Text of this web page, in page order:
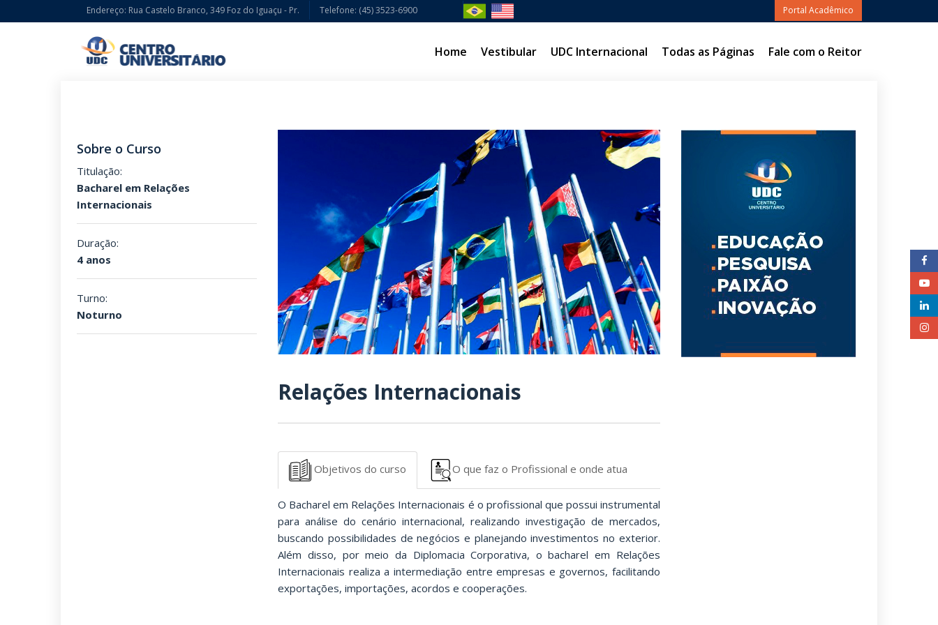
Endereço: Rua Castelo Branco, 349 Foz do Iguaçu - Pr. Telefone: (45) 3523-6900 Portal Acadêmico
Home Vestibular UDC Internacional Todas as Páginas Fale com o Reitor
Sobre o Curso
Titulação:
Bacharel em Relações
Internacionais
Duração:
4 anos
Turno:
Noturno
Relações Internacionais
Objetivos do curso O que faz o Profissional e onde atua
O Bacharel em Relações Internacionais é o profissional que possui instrumental
para análise do cenário internacional, realizando investigação de mercados,
buscando possibilidades de negócios e planejando investimentos no exterior.
Além disso, por meio da Diplomacia Corporativa, o bacharel em Relações
Internacionais realiza a intermediação entre empresas e governos, facilitando
exportações, importações, acordos e cooperações.